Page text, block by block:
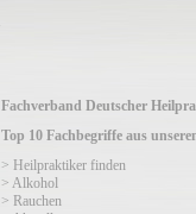
Fachverband Deutscher
Top 10 Fachbegriffe aus
> Heilpraktiker finden
> Alkohol
> Rauchen